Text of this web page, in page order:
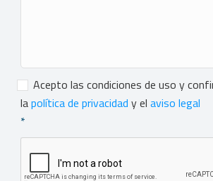
Consentimiento*
Acepto las condiciones de uso y
lapolítica de privacidad y el aviso legal
*